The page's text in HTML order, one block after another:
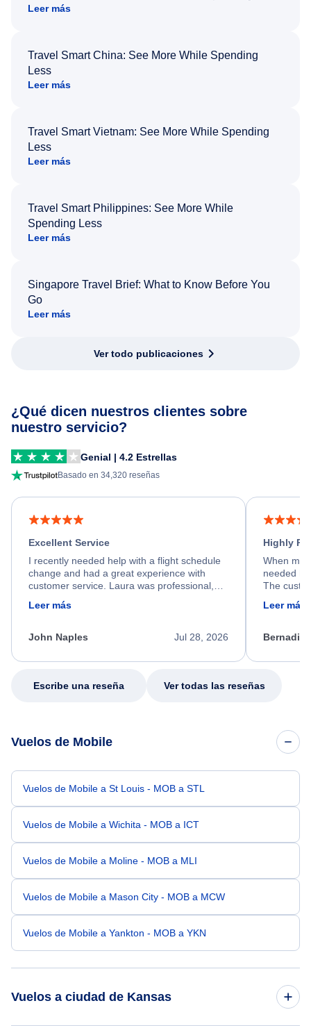
Leer más
Travel Smart China: See More While Spending
Less
Leer más
Travel Smart Vietnam: See More While Spending
Less
Leer más
Travel Smart Philippines: See More While
Spending Less
Leer más
Singapore Travel Brief: What to Know Before You
Go
Leer más
Ver todo publicaciones
¿Qué dicen nuestros clientes sobre
nuestro servicio?
Genial | 4.2 Estrellas
Basado en 34,320 reseñas
Excellent Service
I recently needed help with a flight schedule
change and had a great experience with
customer service. Laura was professional,
friendly, and very helpful throughout the
process. She quickly found a solution and
appreciate her excellent service.
Leer más
Jul 28, 2026
John Naples
Highly
When my
needed
The
calm,
my issue.
Leer más
Escribe una reseña Ver todas las reseñas
Vuelos de Mobile
Vuelos de Mobile a St Louis - MOB a STL
Vuelos de Mobile a Wichita - MOB a ICT
Vuelos de Mobile a Moline - MOB a MLI
Vuelos de Mobile a Mason City - MOB a MCW
Vuelos de Mobile a Yankton - MOB a YKN
Vuelos a ciudad de Kansas